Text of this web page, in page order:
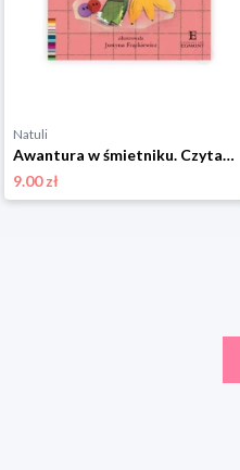
Natuli
Awantura w śmietniku. Czytam sobie Eko. Poziom 1 Harper colins / harper kids
9.00 zł